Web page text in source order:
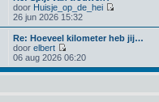
i
c
h
t
e
b
e
r
c
h
a
a
t
t
e
b
e
i
j
k
l
a
a
t
s
door Huisje_op_de_hei
e
k
i
l
26 jun 2026 15:32
Re: Hoeveel kilometer heb jij…
door elbert
B
e
k
06 aug 2026 06:20